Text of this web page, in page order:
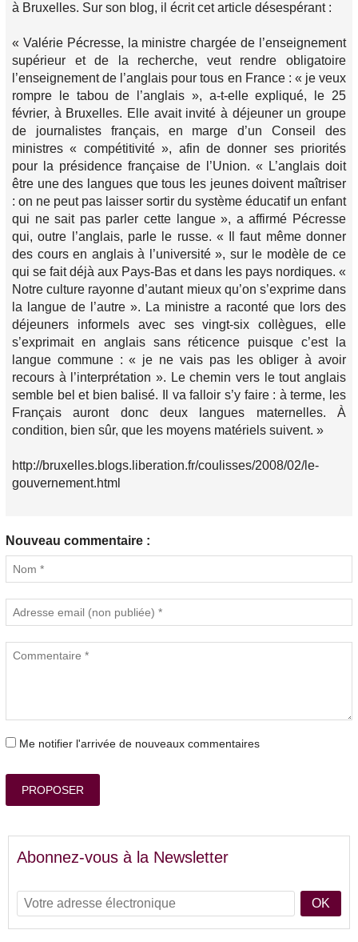
à Bruxelles. Sur son blog, il écrit cet article désespérant :
« Valérie Pécresse, la ministre chargée de l’enseignement
supérieur et de la recherche, veut rendre obligatoire
l’enseignement de l’anglais pour tous en France : « je veux
rompre le tabou de l’anglais », a-t-elle expliqué, le 25
février, à Bruxelles. Elle avait invité à déjeuner un groupe
de journalistes français, en marge d’un Conseil des
ministres « compétitivité », afin de donner ses priorités
pour la présidence française de l’Union. « L’anglais doit
être une des langues que tous les jeunes doivent maîtriser
: on ne peut pas laisser sortir du système éducatif un enfant
qui ne sait pas parler cette langue », a affirmé Pécresse
qui, outre l’anglais, parle le russe. « Il faut même donner
des cours en anglais à l’université », sur le modèle de ce
qui se fait déjà aux Pays-Bas et dans les pays nordiques. «
Notre culture rayonne d’autant mieux qu’on s’exprime dans
la langue de l’autre ». La ministre a raconté que lors des
déjeuners informels avec ses vingt-six collègues, elle
s’exprimait en anglais sans réticence puisque c’est la
langue commune : « je ne vais pas les obliger à avoir
recours à l’interprétation ». Le chemin vers le tout anglais
semble bel et bien balisé. Il va falloir s’y faire : à terme, les
Français auront donc deux langues maternelles. À
condition, bien sûr, que les moyens matériels suivent. »
http://bruxelles.blogs.liberation.fr/coulisses/2008/02/le-
gouvernement.html
Nouveau commentaire :
Me notifier l'arrivée de nouveaux commentaires
PROPOSER
Abonnez-vous à la Newsletter
OK